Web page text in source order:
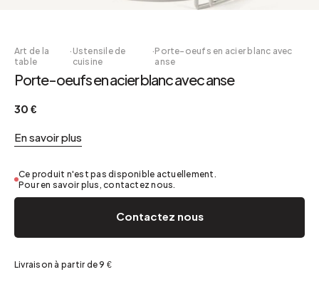
Art de la
table
· Ustensile de
cuisine
·Porte-oeufs en acier blanc avec
anse
Porte-oeufs en acier blanc avec anse
30 €
En savoir plus
Ce produit n'est pas disponible actuellement.
Pour en savoir plus, contactez nous.
Contactez nous
Livraison à partir de 9 €